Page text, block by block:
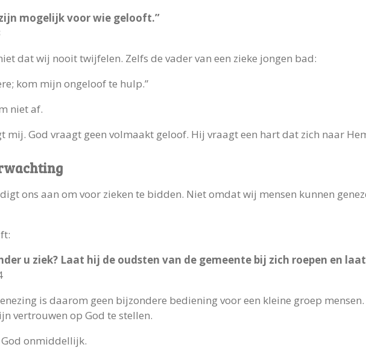
mogelijk voor wie gelooft.”
dat wij nooit twijfelen. Zelfs de vader van een zieke jongen bad:
kom mijn ongeloof te hulp.”
niet af.
mij. God vraagt geen volmaakt geloof. Hij vraagt een hart dat zich naar
ons aan om voor zieken te bidden. Niet omdat wij mensen kunnen
u ziek? Laat hij de oudsten van de gemeente bij zich roepen en
is daarom geen bijzondere bediening voor een kleine groep
vertrouwen op God te stellen.
God onmiddellijk.